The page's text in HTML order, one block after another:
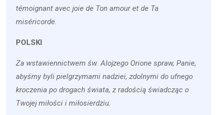
témoignant avec joie de Ton amour et de Ta
miséricorde.
POLSKI
Za wstawiennictwem św. Alojzego Orione spraw, Panie,
abyśmy byli pielgrzymami nadziei, zdolnymi do ufnego
kroczenia po drogach świata, z radością świadcząc o
Twojej miłości i miłosierdziu.